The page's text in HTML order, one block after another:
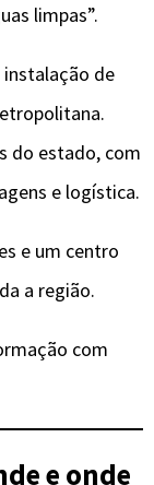
limpas”.
instalação de
do estado, com
e logística.
e um centro
a região.
com
e onde